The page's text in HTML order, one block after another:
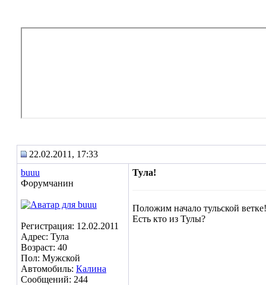
22.02.2011, 17:33
buuu
Форумчанин
Регистрация: 12.02.2011
Адрес: Тула
Возраст: 40
Пол: Мужской
Автомобиль: Калина
Сообщений: 244
Тула!
Положим начало тульской
Есть кто из Тулы?